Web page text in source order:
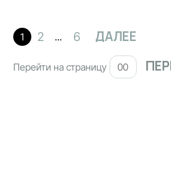
1 2 ... 6 ДАЛЕЕ
Перейти на страницу